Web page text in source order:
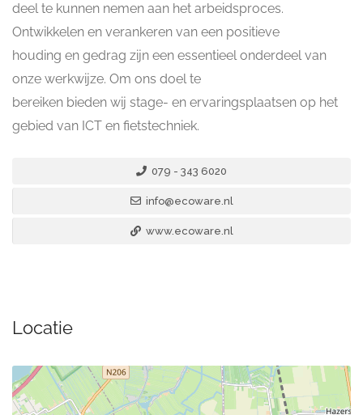
deel te kunnen nemen aan het arbeidsproces.
Ontwikkelen en verankeren van een positieve
houding en gedrag zijn een essentieel onderdeel van
onze werkwijze. Om ons doel te
bereiken bieden wij stage- en ervaringsplaatsen op het
gebied van ICT en fietstechniek.
079 - 343 6020
info@ecoware.nl
www.ecoware.nl
Locatie